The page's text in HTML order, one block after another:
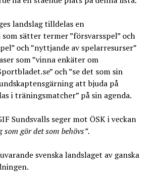
landslag tilldelas en
sätter termer ”försvarsspel” och
och ”nyttjande av spelarresurser”
som ”vinna enkäter om
och ”se det som sin
att bjuda på
i träningsmatcher” på sin agenda.
Sundsvalls seger mot ÖSK i veckan
som gör det som behövs”.
svenska landslaget av ganska